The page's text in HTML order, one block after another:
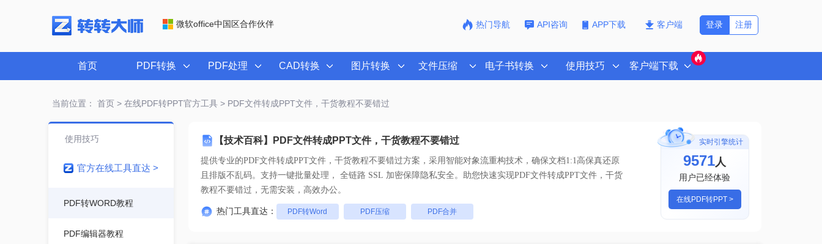
微软office中国区合作伙伴 热门导航 API咨询 APP下载 客户端 注册
登录
首页 PDF转换 PDF处理 CAD转换 图片转换 文件压缩 电子书转换 使用技巧 客户端下载
当前位置： 首页> 在线PDF转PPT官方工具> PDF文件转成PPT文件，干货教程不要错过
【技术百科】PDF文件转成PPT文件，干货教程不要错过
提供专业的PDF文件转成PPT文件，干货教程不要错过方案，采用智能对象流重构技术，确保文档1:1高保真还原
且排版不乱码。支持一键批量处理， 全链路 SSL 加密保障隐私安全。助您快速实现PDF文件转成PPT文件，干货
教程不要错过 ，无需安装，高效办公。
热门工具直达： PDF转Word PDF压缩 PDF合并
实时引擎统计
9576人
用户已经体验
在线PDF转PPT >
使用技巧
官方在线工具直达 >
PDF转WORD教程
PDF编辑器教程